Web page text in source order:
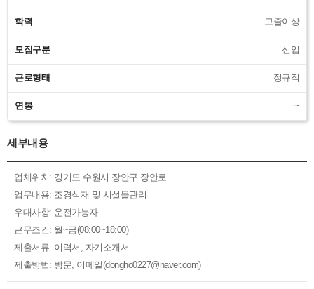
학력 고졸이상
모집구분 신입
근로형태 정규직
연봉 ~
세부내용
업체위치: 경기도 수원시 장안구 장안로
업무내용: 조경식재 및 시설물관리
우대사항: 운전가능자
근무조건: 월~금(08:00~18:00)
제출서류: 이력서, 자기소개서
제출방법: 방문, 이메일(dongho0227@naver.com)